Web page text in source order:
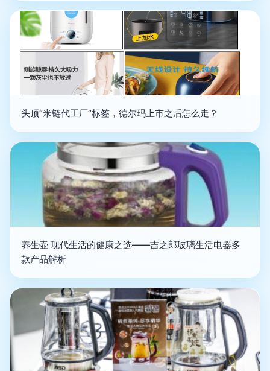
头顶“米链代工厂”标签，德尔玛上市之后怎么走？
养生壶 现代生活的健康之选——吉之郎玻璃生活电器多
款产品解析